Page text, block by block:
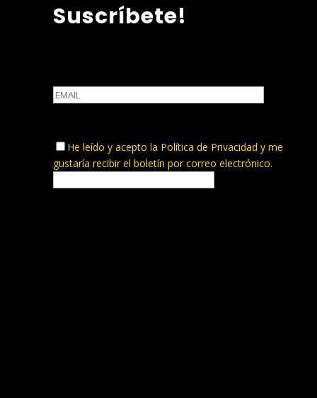
Suscríbete!
He leído y acepto la Política de Privacidad y me
gustaría recibir el boletín por correo electrónico.